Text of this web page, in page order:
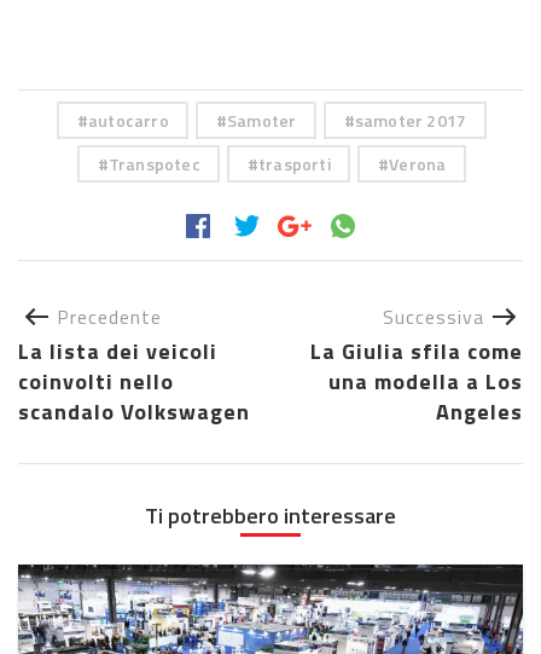
autocarro Samoter
samoter 2017
Transpotec
trasporti Verona
Precedente
La lista dei veicoli
coinvolti nello
scandalo Volkswagen
Successiva
La Giulia sfila come
una modella a Los
Angeles
Ti potrebbero interessare